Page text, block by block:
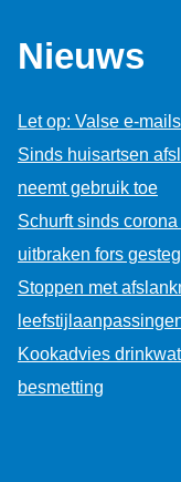
Nieuws
Let op: Valse e-
Sinds huisartsen
neemt gebruik toe
Schurft sinds
uitbraken fors
Stoppen met
Kookadvies
besmetting